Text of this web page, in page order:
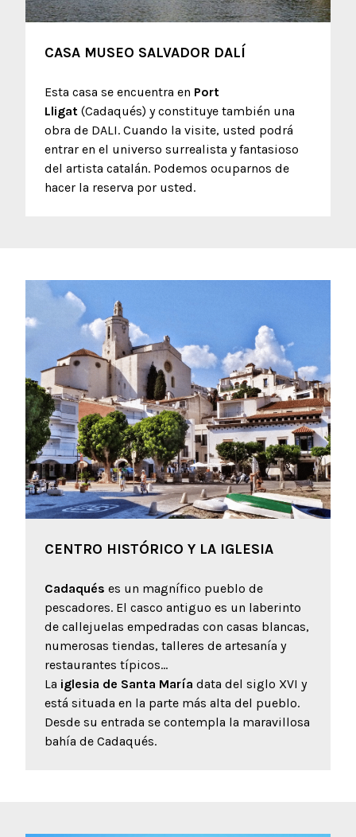
CASA MUSEO SALVADOR DALÍ
Esta casa se encuentra en Port
Lligat (Cadaqués) y constituye también una
obra de DALI. Cuando la visite, usted podrá
entrar en el universo surrealista y fantasioso
del artista catalán. Podemos ocuparnos de
hacer la reserva por usted.
CENTRO HISTÓRICO Y LA IGLESIA
Cadaqués es un magnífico pueblo de
pescadores. El casco antiguo es un laberinto
de callejuelas empedradas con casas blancas,
numerosas tiendas, talleres de artesanía y
restaurantes típicos...
La iglesia de Santa María data del siglo XVI y
está situada en la parte más alta del pueblo.
Desde su entrada se contempla la maravillosa
bahía de Cadaqués.